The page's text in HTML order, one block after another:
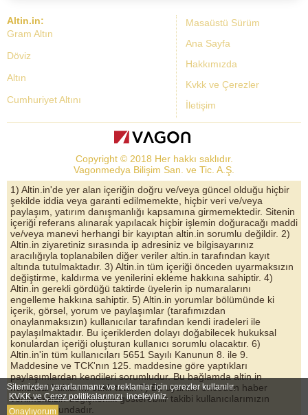
Masaüstü Sürüm
Ana Sayfa
Hakkımızda
Kvkk ve Çerezler
İletişim
Altin.in:
Gram Altın
Döviz
Altın
Cumhuriyet Altını
Dolar Kuru
Altın Yorumları
Döviz Kurları
Çeyrek Altın
Bitcoin
Euro/Dolar Parite
Sterlin
Döviz Arşivi
Copyright © 2018 Her hakkı saklıdır.
Vagonmedya Bilişim San. ve Tic. A.Ş.
1) Altin.in'de yer alan içeriğin doğru ve/veya güncel olduğu hiçbir
şekilde iddia veya garanti edilmemekte, hiçbir veri ve/veya
paylaşım, yatırım danışmanlığı kapsamına girmemektedir. Sitenin
içeriği referans alınarak yapılacak hiçbir işlemin doğuracağı maddi
ve/veya manevi herhangi bir kayıptan altin.in sorumlu değildir. 2)
Altin.in ziyaretiniz sırasında ip adresiniz ve bilgisayarınız
aracılığıyla toplanabilen diğer veriler altin.in tarafından kayıt
altında tutulmaktadır. 3) Altin.in tüm içeriği önceden uyarmaksızın
değiştirme, kaldırma ve yenilerini ekleme hakkına sahiptir. 4)
Altin.in gerekli gördüğü taktirde üyelerin ip numaralarını
engelleme hakkına sahiptir. 5) Altin.in yorumlar bölümünde ki
içerik, görsel, yorum ve paylaşımlar (tarafımızdan
onaylanmaksızın) kullanıcılar tarafından kendi iradeleri ile
paylaşılmaktadır. Bu içeriklerden dolayı doğabilecek hukuksal
konulardan içeriği oluşturan kullanıcı sorumlu olacaktır. 6)
Altin.in'in tüm kullanıcıları 5651 Sayılı Kanunun 8. ile 9.
Maddesine ve TCK'nın 125. maddesine göre yaptıkları
paylaşımlardan kendileri sorumludur. Bu bağlamda altin.in
hukuksal haklarını saklı tutar. 7) Bu uyarılar önceden haber
verilmeksizin değişkenlik gösterebilir takibi kullanıcılarımızın
sorumluluğundadır.
Sitemizden yararlanmanız ve reklamlar için çerezler kullanılır.
KVKK ve Çerez politikalarımızı inceleyiniz.
Onaylıyorum